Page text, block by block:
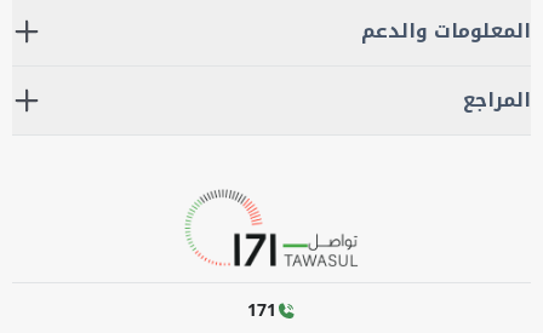
المعلومات والدعم
المراجع
171